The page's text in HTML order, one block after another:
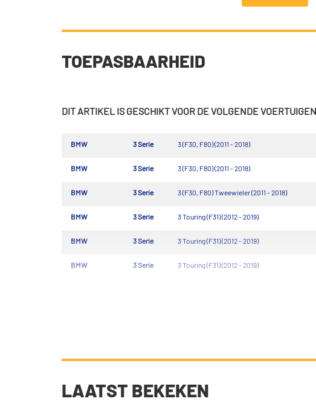
TOEPASBAARHEID
DIT ARTIKEL IS GESCHIKT VOOR DE VOLGENDE VOERTUIGEN
BMW 3 Serie 3 (F30, F80) (2011 - 2018)
BMW 3 Serie 3 (F30, F80) (2011 - 2018)
BMW 3 Serie 3 (F30, F80) Tweewieler (2011 - 2018)
BMW 3 Serie 3 Touring (F31) (2012 - 2019)
BMW 3 Serie 3 Touring (F31) (2012 - 2019)
BMW 3 Serie 3 Touring (F31) (2012 - 2019)
LAATST BEKEKEN